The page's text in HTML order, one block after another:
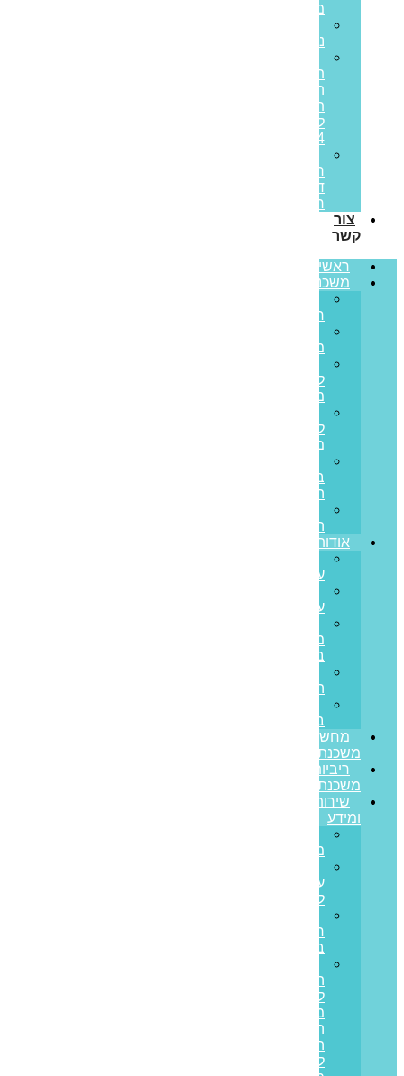
משתנה
נומינלית
תשומות
הבנייה
תחזית
לשנת
2024
רכישה
דירה
ראשונה
צור
קשר
ראשי
משכנתאות
חדשה
משכנתא
לכל
מטרה
לנכס
מסחרי
בערבות
המדינה
הפוכה
אודותינו
עלינו
עלינו
משכנתאות
בתקשורת
הצלחה
בפריים
מחשבון
משכנתא
ריביות
משכנתא
שירותים
ומידע
משכנתא
עצמי
למשכנתא
חוץ
בנקאית
הלוואות
לבעלי
משכנתאות:
המדריך
המלא
ליציאה